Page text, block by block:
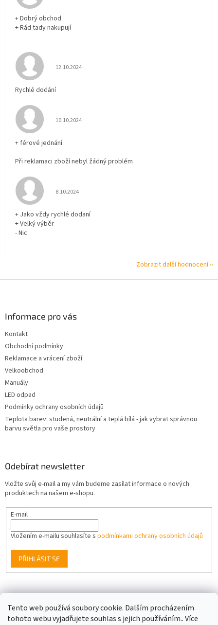
Tento web používá soubory cookie. Dalším procházením
tohoto webu vyjadřujete souhlas s jejich používáním.. Více
+ Dobrý obchod
+ Rád tady nakupují
Hodnocení obchodu je 5 z 5 hvězdiček.
12.10.2024
Rychlé dodání
Hodnocení obchodu je 5 z 5 hvězdiček.
10.10.2024
+ férové jednání
Při reklamaci zboží nebyl žádný problém
Hodnocení obchodu je 5 z 5 hvězdiček.
8.10.2024
+ Jako vždy rychlé dodaní
+ Velký výběr
- Nic
Zobrazit další hodnocení
Informace pro vás
Kontakt
Obchodní podmínky
Reklamace a vrácení zboží
Velkoobchod
Manuály
LED odpad
Podmínky ochrany osobních údajů
Teplota barev: studená, neutrální a teplá bílá - jak vybrat správnou
barvu světla pro vaše prostory
Odebírat newsletter
Vložte svůj e-mail a my vám budeme zasílat informace o nových
produktech na našem e-shopu.
E-mail
Vložením e-mailu souhlasíte s podmínkami ochrany osobních údajů
PŘIHLÁSIT SE
Facebook